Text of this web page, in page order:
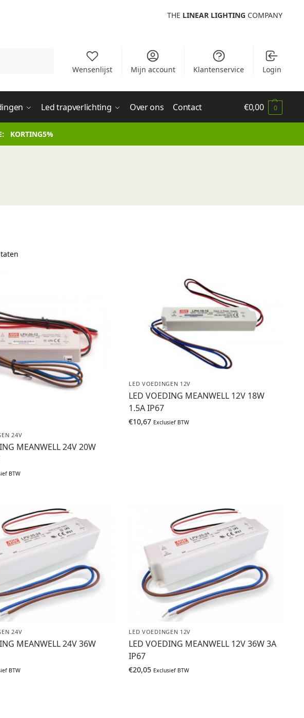
THE LINEAR LIGHTING COMPANY
Wensenlijst Mijn account Klantenservice Login
Led trapverlichting Over ons Contact €0,00 0
KORTING5%
24V
MEANWELL 24V 20W
BTW
LED VOEDINGEN 12V
LED VOEDING MEANWELL 12V 18W
1.5A IP67
€10,67 Exclusief BTW
24V
MEANWELL 24V 36W
BTW
LED VOEDINGEN 12V
LED VOEDING MEANWELL 12V 36W 3A
IP67
€20,05 Exclusief BTW